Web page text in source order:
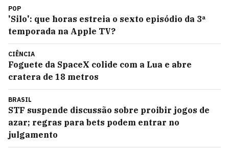
POP
'Silo': que horas estreia o sexto episódio da 3ª
temporada na Apple TV?
CIÊNCIA
Foguete da SpaceX colide com a Lua e abre
cratera de 18 metros
BRASIL
STF suspende discussão sobre proibir jogos de
azar; regras para bets podem entrar no
julgamento